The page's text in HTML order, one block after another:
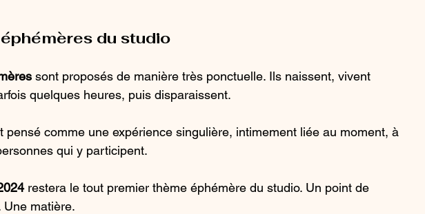
du studio
sont proposés de manière très ponctuelle. Ils naissent, vivent
quelques heures, puis disparaissent.
pensé comme une expérience singulière, intimement liée au moment, à
qui y participent.
restera le tout premier thème éphémère du studio. Un point de
Une matière.